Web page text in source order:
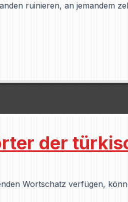
ruinieren, an jemandem
der
Wortschatz verfügen,